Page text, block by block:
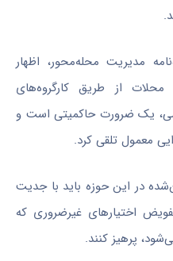
مدیریت محله‌محور، اظهار
از طریق کارگروه‌های
یک ضرورت حاکمیتی است و
معمول تلقی کرد.
در این حوزه باید با جدیت
اختیارهای غیرضروری که
پرهیز کنند.